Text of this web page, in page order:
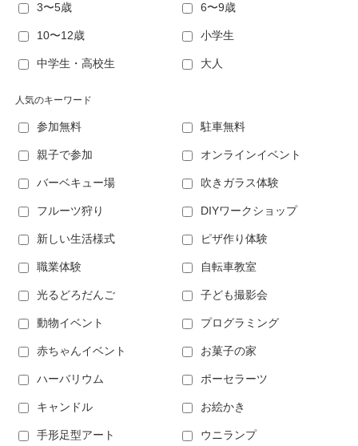
3〜5歳 6〜9歳
10〜12歳 小学生
中学生・高校生 大人
人気のキーワード
参加無料 駐車無料
親子で参加 オンラインイベント
バーベキュー場 吹きガラス体験
フルーツ狩り DIYワークショップ
新しい生活様式 ピザ作り体験
職業体験 自転車教室
光るどろだんご 子ども撮影会
動物イベント プログラミング
赤ちゃんイベント お菓子の家
ハーバリウム ポーセラーツ
キャンドル お絵かき
手形足型アート ウニランプ